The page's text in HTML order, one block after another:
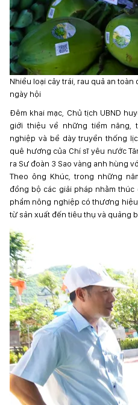
Nhiều loại cây trái, rau quả an
ngày hội
Đêm khai mạc, Chủ tịch UBND
giới thiệu về những tiềm năng,
nghiệp và bề dày truyền thống
quê hương của Chí sĩ yêu nước
ra Sư đoàn 3 Sao vàng anh hùng
Theo ông Khúc, trong những
đồng bộ các giải pháp nhằm
phẩm nông nghiệp có thương
từ sản xuất đến tiêu thụ và quảng